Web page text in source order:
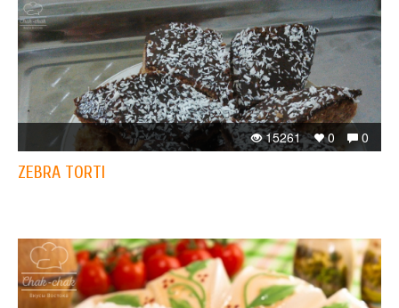
0
0
15261
ZEBRA TORTI